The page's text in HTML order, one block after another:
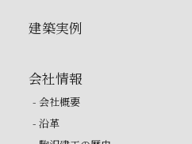
建築実例
会社情報
- 会社概要
- 沿革